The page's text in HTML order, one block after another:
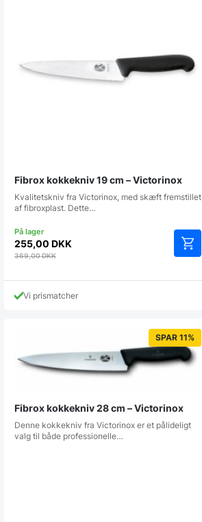
Fibrox kokkekniv 19 cm – Victorinox
Kvalitetskniv fra Victorinox, med skæft fremstillet
af fibroxplast. Dette…
255,00 DKK
369,00DKK
Vi prismatcher
SPAR 11%
Fibrox kokkekniv 28 cm – Victorinox
Denne kokkekniv fra Victorinox er et pålideligt
valg til både professionelle…